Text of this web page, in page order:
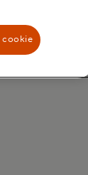
cookie